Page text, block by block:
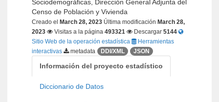
Sociodemográficas, Dirección General Adjunta del
Censo de Población y Vivienda
Creado el March 28, 2023 Última modificación March 28,
2023
Visitas a la página 493321 Descargar 5144
Sitio Web de la operación estadística
Herramientas
interactivas
metadata DDI/XML JSON
Información del proyecto estadístico
Diccionario de Datos